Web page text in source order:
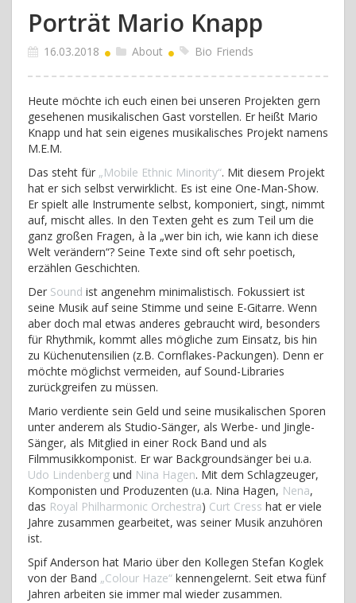
Porträt Mario Knapp
16.03.2018 About Bio Friends
Heute möchte ich euch einen bei unseren Projekten gern
gesehenen musikalischen Gast vorstellen. Er heißt Mario
Knapp und hat sein eigenes musikalisches Projekt namens
M.E.M.
Das steht für „Mobile Ethnic Minority“. Mit diesem Projekt
hat er sich selbst verwirklicht. Es ist eine One-Man-Show.
Er spielt alle Instrumente selbst, komponiert, singt, nimmt
auf, mischt alles. In den Texten geht es zum Teil um die
ganz großen Fragen, à la „wer bin ich, wie kann ich diese
Welt verändern“? Seine Texte sind oft sehr poetisch,
erzählen Geschichten.
Der Sound ist angenehm minimalistisch. Fokussiert ist
seine Musik auf seine Stimme und seine E-Gitarre. Wenn
aber doch mal etwas anderes gebraucht wird, besonders
für Rhythmik, kommt alles mögliche zum Einsatz, bis hin
zu Küchenutensilien (z.B. Cornflakes-Packungen). Denn er
möchte möglichst vermeiden, auf Sound-Libraries
zurückgreifen zu müssen.
Mario verdiente sein Geld und seine musikalischen Sporen
unter anderem als Studio-Sänger, als Werbe- und Jingle-
Sänger, als Mitglied in einer Rock Band und als
Filmmusikkomponist. Er war Backgroundsänger bei u.a.
Udo Lindenberg und Nina Hagen. Mit dem Schlagzeuger,
Komponisten und Produzenten (u.a. Nina Hagen, Nena,
das Royal Philharmonic Orchestra) Curt Cress hat er viele
Jahre zusammen gearbeitet, was seiner Musik anzuhören
ist.
Spif Anderson hat Mario über den Kollegen Stefan Koglek
von der Band „Colour Haze“ kennengelernt. Seit etwa fünf
Jahren arbeiten sie immer mal wieder zusammen.